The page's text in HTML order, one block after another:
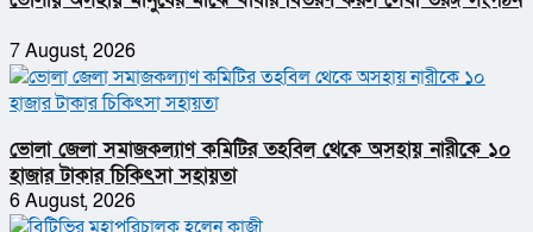
7 August, 2026
ভোলা জেলা সমাজকল্যাণ কমিটির তহবিল থেকে অসহায় নারীকে ১০
হাজার টাকার চিকিৎসা সহায়তা
6 August, 2026